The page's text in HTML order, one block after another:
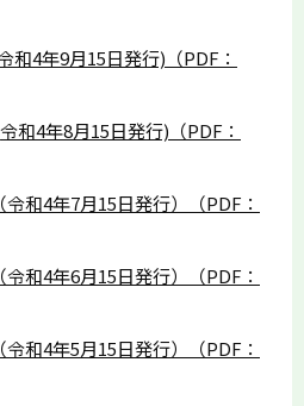
和4年9月15日発行)（PDF：
和4年8月15日発行)（PDF：
和4年7月15日発行）（PDF：
和4年6月15日発行）（PDF：
和4年5月15日発行）（PDF：